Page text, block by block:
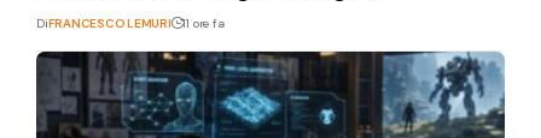
DiFRANCESCO LEMURI 11 ore fa